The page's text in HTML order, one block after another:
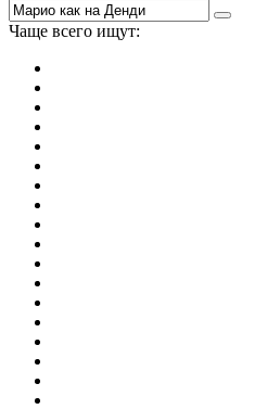
Чаще всего ищут: